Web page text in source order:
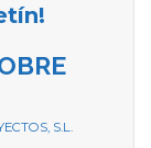
S.L.